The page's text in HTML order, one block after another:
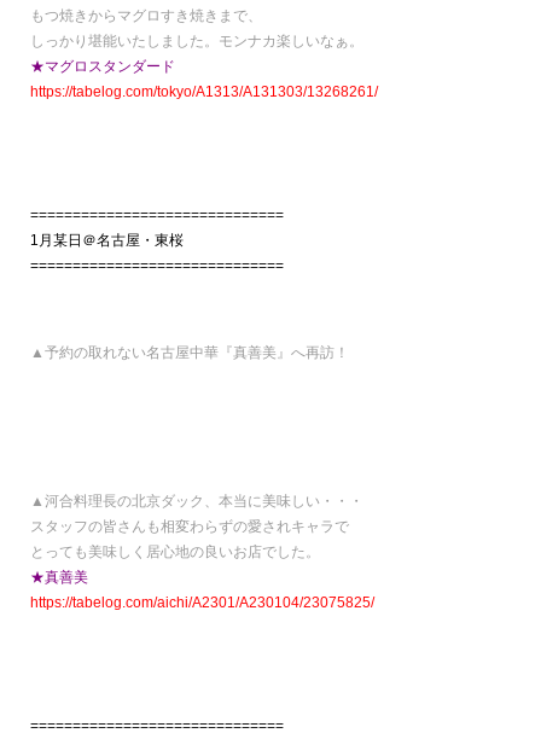
もつ焼きからマグロすき焼きまで、
しっかり堪能いたしました。モンナカ楽しいなぁ。
★マグロスタンダード
https://tabelog.com/tokyo/A1313/A131303/13268261/
==============================
1月某日＠名古屋・東桜
==============================
▲予約の取れない名古屋中華『真善美』へ再訪！
▲河合料理長の北京ダック、本当に美味しい・・・
スタッフの皆さんも相変わらずの愛されキャラで
とっても美味しく居心地の良いお店でした。
★真善美
https://tabelog.com/aichi/A2301/A230104/23075825/
==============================